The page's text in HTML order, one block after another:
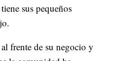
sus pequeños
frente de su negocio y